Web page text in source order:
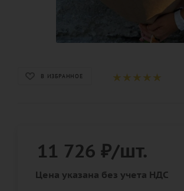
В ИЗБРАННОЕ
11 726 ₽/шт.
Цена указана без учета НДС